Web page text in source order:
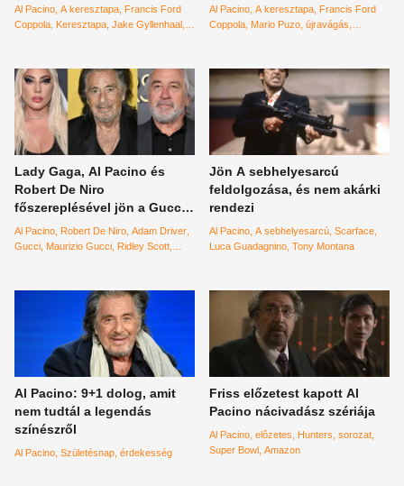
Al Pacino A keresztapa Francis Ford
Coppola Keresztapa Jake Gyllenhaal
Al Pacino A keresztapa Francis Ford
Coppola Mario Puzo újravágás
Lady Gaga, Al Pacino és
Robert De Niro
főszereplésével jön a Gucci-
film
Al Pacino Robert De Niro Adam Driver
Gucci Maurizio Gucci Ridley Scott
Jön A sebhelyesarcú
feldolgozása, és nem akárki
rendezi
Al Pacino A sebhelyesarcú Scarface
Luca Guadagnino Tony Montana
Al Pacino: 9+1 dolog, amit
nem tudtál a legendás
színészről
Al Pacino Születésnap érdekesség
Friss előzetest kapott Al
Pacino nácivadász szériája
Al Pacino előzetes Hunters sorozat
Super Bowl Amazon